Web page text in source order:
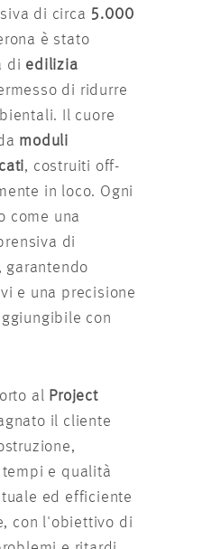
di circa 5.000
è stato
di edilizia
di ridurre
Il cuore
moduli
, costruiti off-
in loco. Ogni
come una
di
garantendo
e una precisione
con
al Project
il cliente
e qualità
ed efficiente
con l'obiettivo di